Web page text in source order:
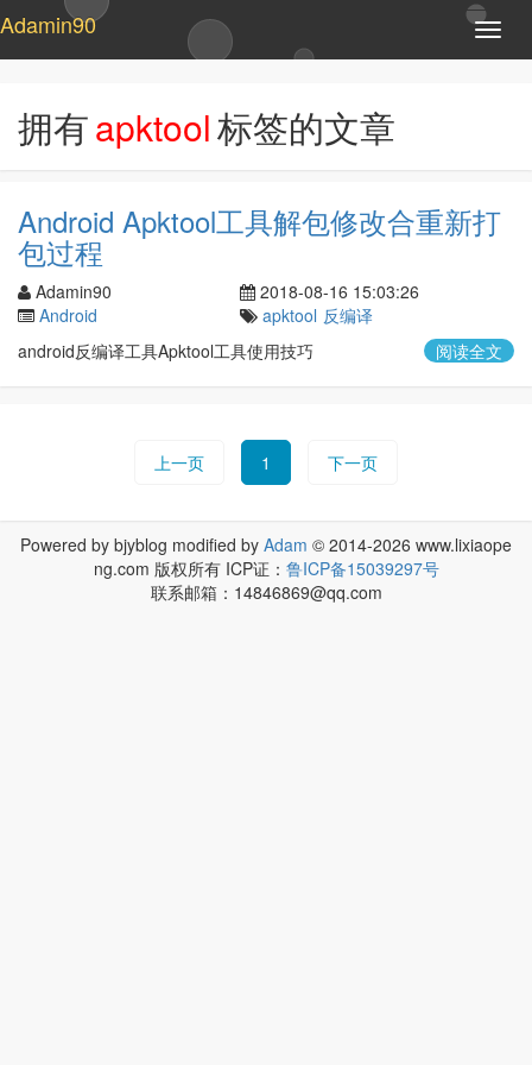
T
o
v
i
o
Adamin90
拥有apktool标签的文章
Android Apktool工具解包修改合重新打
包过程
Adamin90
2018-08-16 15:03:26
Android
apktool 反编译
android反编译工具Apktool工具使用技巧
阅读全文
上一页 1 下一页
Powered by bjyblog modified by Adam © 2014-2026 www.lixiaope
ng.com 版权所有 ICP证： 鲁ICP备15039297号
联系邮箱：14846869@qq.com